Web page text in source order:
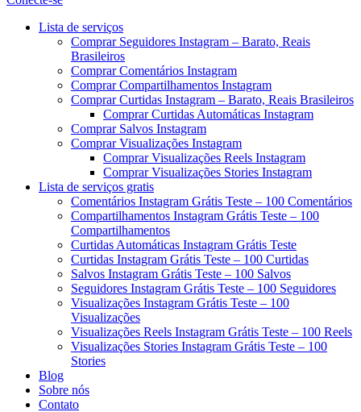
Menu
Lista de serviços
Comprar Seguidores Instagram – Barato, Reais
Brasileiros
Comprar Comentários Instagram
Comprar Compartilhamentos Instagram
Comprar Curtidas Instagram – Barato, Reais Brasileiros
Comprar Curtidas Automáticas Instagram
Comprar Salvos Instagram
Comprar Visualizações Instagram
Comprar Visualizações Reels Instagram
Comprar Visualizações Stories Instagram
Lista de serviços gratis
Comentários Instagram Grátis Teste – 100 Comentários
Compartilhamentos Instagram Grátis Teste – 100
Compartilhamentos
Curtidas Automáticas Instagram Grátis Teste
Curtidas Instagram Grátis Teste – 100 Curtidas
Salvos Instagram Grátis Teste – 100 Salvos
Seguidores Instagram Grátis Teste – 100 Seguidores
Visualizações Instagram Grátis Teste – 100
Visualizações
Visualizações Reels Instagram Grátis Teste – 100 Reels
Visualizações Stories Instagram Grátis Teste – 100
Stories
Blog
Sobre nós
Contato